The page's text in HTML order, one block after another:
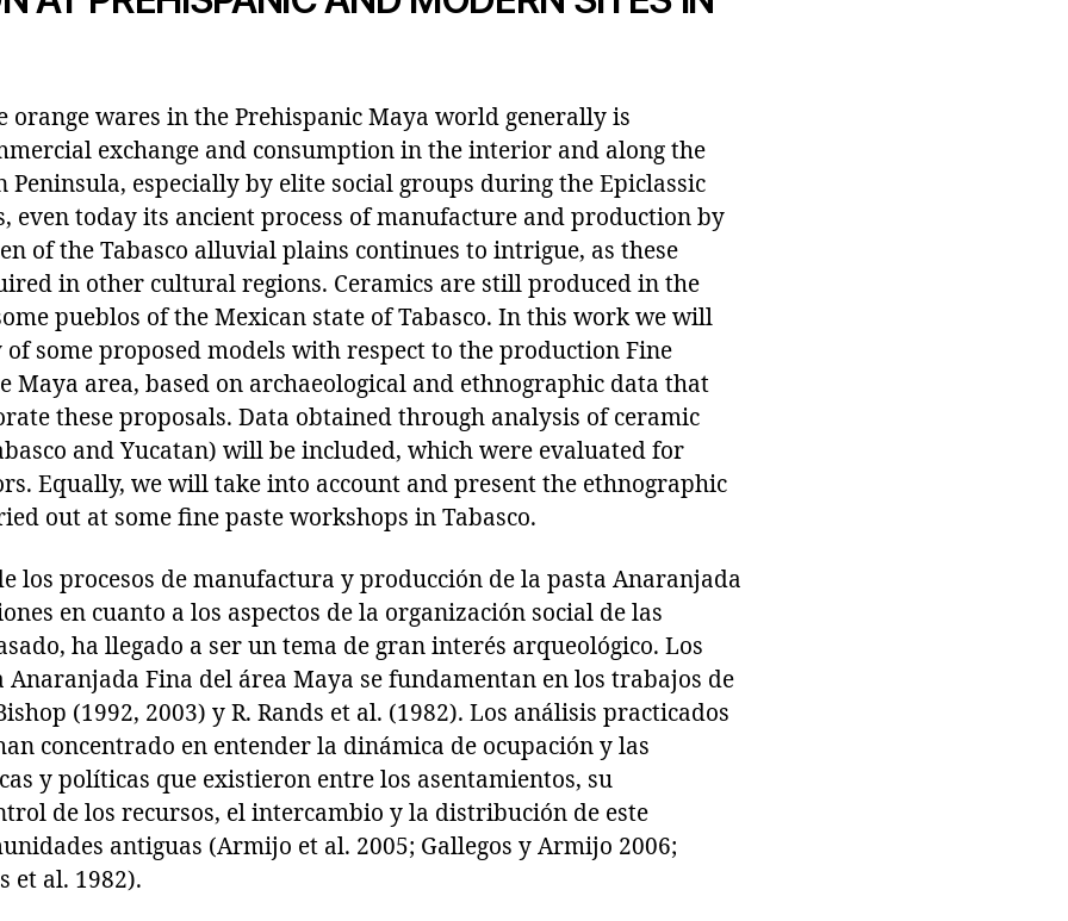
orange wares in the Prehispanic Maya world generally is
exchange and consumption in the interior and along the
Peninsula, especially by elite social groups during the Epiclassic
even today its ancient process of manufacture and production by
of the Tabasco alluvial plains continues to intrigue, as these
in other cultural regions. Ceramics are still produced in the
pueblos of the Mexican state of Tabasco. In this work we will
some proposed models with respect to the production Fine
Maya area, based on archaeological and ethnographic data that
these proposals. Data obtained through analysis of ceramic
and Yucatan) will be included, which were evaluated for
Equally, we will take into account and present the ethnographic
out at some fine paste workshops in Tabasco.
los procesos de manufactura y producción de la pasta Anaranjada
en cuanto a los aspectos de la organización social de las
ha llegado a ser un tema de gran interés arqueológico. Los
Anaranjada Fina del área Maya se fundamentan en los trabajos de
(1992, 2003) y R. Rands et al. (1982). Los análisis practicados
concentrado en entender la dinámica de ocupación y las
y políticas que existieron entre los asentamientos, su
de los recursos, el intercambio y la distribución de este
antiguas (Armijo et al. 2005; Gallegos y Armijo 2006;
et al. 1982).